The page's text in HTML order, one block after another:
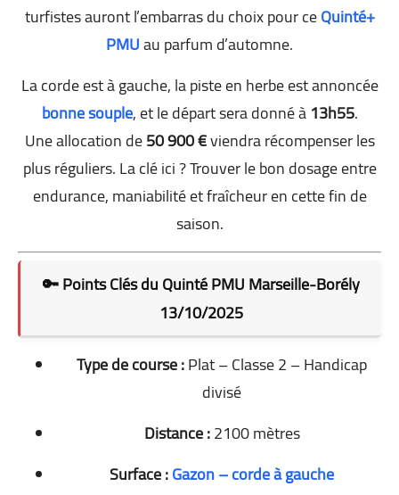
turfistes auront l’embarras du choix pour ceQuinté+
PMUau parfum d’automne.
La corde est à gauche, la piste en herbe est annoncée
bonne souple, et le départ sera donné à13h55.
Une allocation de50 900 €viendra récompenser les
plus réguliers. La clé ici ? Trouver le bon dosage entre
endurance, maniabilité et fraîcheur en cette fin de
saison.
🔑 Points Clés du Quinté PMU Marseille-Borély
13/10/2025
Type de course :Plat – Classe 2 – Handicap
divisé
Distance :2100 mètres
Surface :Gazon – corde à gauche